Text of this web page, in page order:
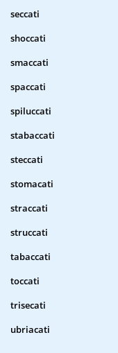
seccati
shoccati
smaccati
spaccati
spiluccati
stabaccati
steccati
stomacati
straccati
struccati
tabaccati
toccati
trisecati
ubriacati